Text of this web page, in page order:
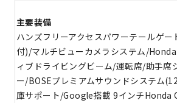
主要装備
ハンズフリーアクセスパワーテールゲー
付)/マルチビューカメラシステム/
ィブドライビングビーム/運転席/助手席
ー/BOSEプレミアムサウンドシステム
庫サポート/Google搭載 9インチHonda